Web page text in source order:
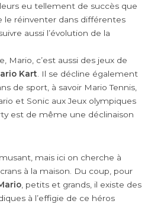
eu tellement de succès que
le réinventer dans différentes
aussi l’évolution de la
Mario, c’est aussi des jeux de
Kart . Il se décline également
de sport, à savoir Mario Tennis,
et Sonic aux Jeux olympiques
est de même une déclinaison
mais ici on cherche à
à la maison. Du coup, pour
, petits et grands, il existe des
à l’effigie de ce héros